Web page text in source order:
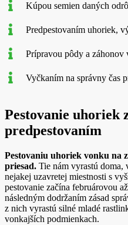
Kúpou semien daných
Predpestovaním uhoriek,
Prípravou pôdy a záhonov
Vyčkaním na správny čas
Pestovanie uhoriek
predpestovaním
Pestovaniu uhoriek vonku na
priesad. Tie nám vyrastú
nejakej uzavretej miestnosti s
pestovanie začína februárovou
následným dodržaním zásad
z nich vyrastú silné mladé
vonkajších podmienkach.